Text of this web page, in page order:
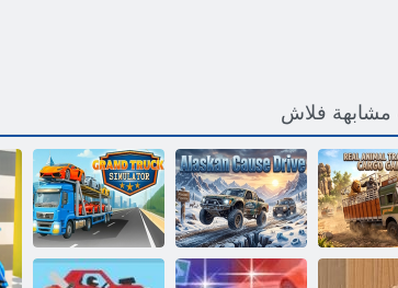
مشابهة فلاش